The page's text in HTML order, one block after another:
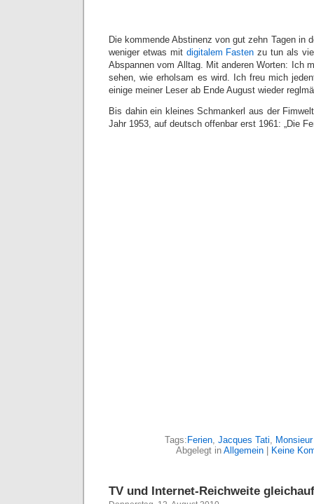
Die kommende Abstinenz von gut zehn Tagen in
weniger etwas mit digitalem Fasten zu tun als
Abspannen vom Alltag. Mit anderen Worten: Ich
sehen, wie erholsam es wird. Ich freu mich
einige meiner Leser ab Ende August wieder
Bis dahin ein kleines Schmankerl aus der
Jahr 1953, auf deutsch offenbar erst 1961: „Die
Tags: Ferien, Jacques Tati,
Abgelegt in Allgemein Keine
TV und Internet-Reichweite gleichauf